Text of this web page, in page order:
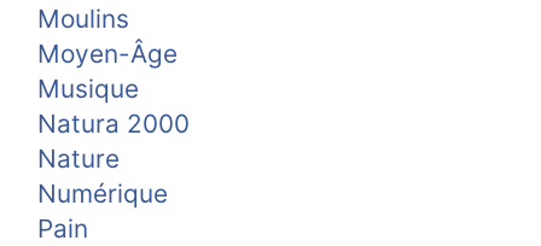
Moulins
Moyen-Âge
Musique
Natura 2000
Nature
Numérique
Pain